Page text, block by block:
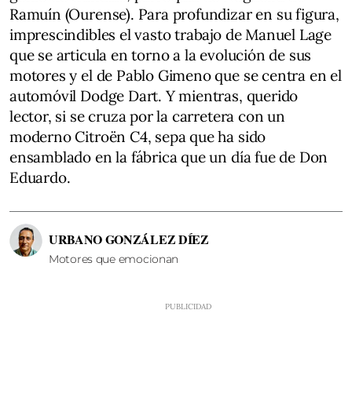
Ramuín (Ourense). Para profundizar en su figura,
imprescindibles el vasto trabajo de Manuel Lage
que se articula en torno a la evolución de sus
motores y el de Pablo Gimeno que se centra en el
automóvil Dodge Dart. Y mientras, querido
lector, si se cruza por la carretera con un
moderno Citroën C4, sepa que ha sido
ensamblado en la fábrica que un día fue de Don
Eduardo.
URBANO GONZÁLEZ DÍEZ
Motores que emocionan